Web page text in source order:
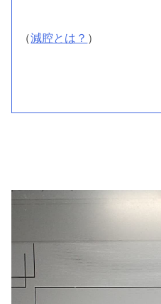
（減腔とは？ ）